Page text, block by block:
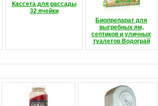
Кассета для рассады
32 ячейки
Биопрепарат для
выгребных ям,
септиков и уличных
туалетов Водограй